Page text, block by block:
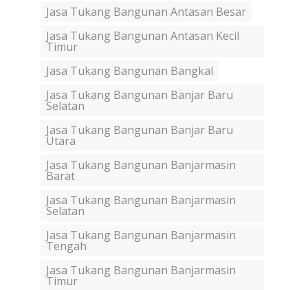
Jasa Tukang Bangunan Antasan Besar
Jasa Tukang Bangunan Antasan Kecil
Timur
Jasa Tukang Bangunan Bangkal
Jasa Tukang Bangunan Banjar Baru
Selatan
Jasa Tukang Bangunan Banjar Baru
Utara
Jasa Tukang Bangunan Banjarmasin
Barat
Jasa Tukang Bangunan Banjarmasin
Selatan
Jasa Tukang Bangunan Banjarmasin
Tengah
Jasa Tukang Bangunan Banjarmasin
Timur